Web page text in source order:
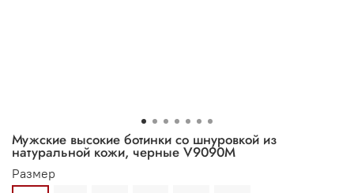
Мужские высокие ботинки со шнуровкой из
натуральной кожи, черные V9090M
Размер